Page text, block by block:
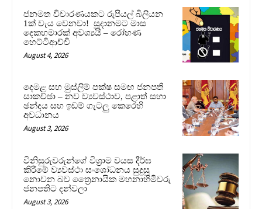
ජනමත විචාරණයකට රුපියල් බිලියන
1ක් වැය වෙනවා! සූදානමට මාස
දෙකහමාරක් අවශ්‍යයි – රෝහණ
හෙට්ටිආච්චි
August 4, 2026
දෙමළ සහ මුස්ලිම් පක්ෂ සමඟ ජනපති
සාකච්ඡා – නව ව්‍යවස්ථාව, පළාත් සභා
ඡන්දය සහ ඉඩම් ගැටලු කෙරෙහි
අවධානය
August 3, 2026
විනිසුරුවරුන්ගේ විශ්‍රාම වයස දීර්ඝ
කිරීමේ ව්‍යවස්ථා සංශෝධනය සුදුසු
නොවන බව ත්‍රෛනායික මහනාහිමිවරු
ජනපතිට දන්වලා
August 3, 2026